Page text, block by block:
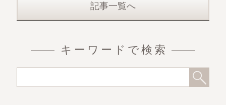
記事一覧へ
キーワードで検索